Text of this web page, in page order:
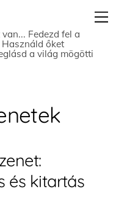
Fedezd fel a
őket
a világ mögötti
és kitartás